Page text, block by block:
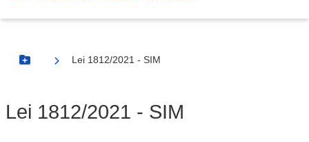
Botão Menu
Lei 1812/2021 - SIM
Lei 1812/2021 - SIM